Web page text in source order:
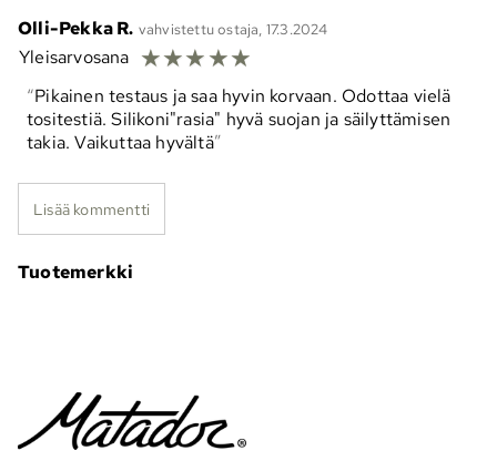
Olli-Pekka R. vahvistettu ostaja, 17.3.2024
Yleisarvosana ☆☆☆☆☆
Pikainen testaus ja saa hyvin korvaan. Odottaa vielä
tositestiä. Silikoni"rasia" hyvä suojan ja säilyttämisen
takia. Vaikuttaa hyvältä
Lisää kommentti
Tuotemerkki